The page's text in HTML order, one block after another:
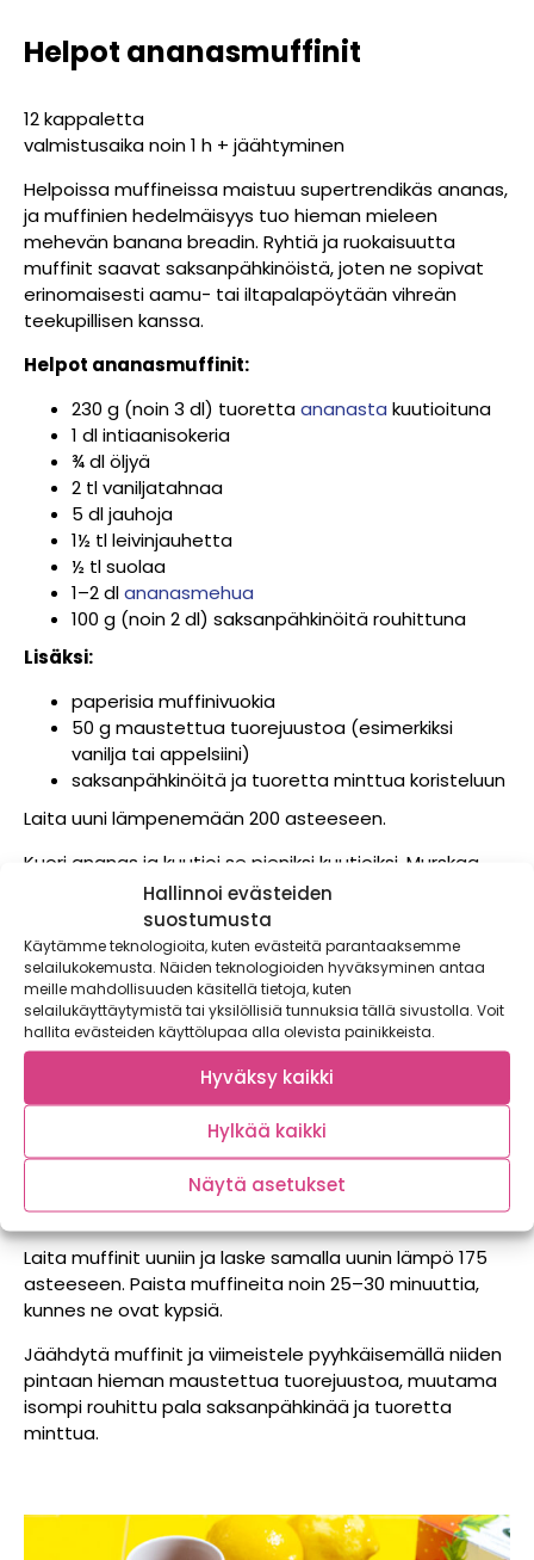
Hallinnoi evästeiden
suostumusta
Käytämme teknologioita, kuten evästeitä parantaaksemme
selailukokemusta. Näiden teknologioiden hyväksyminen antaa
meille mahdollisuuden käsitellä tietoja, kuten
selailukäyttäytymistä tai yksilöllisiä tunnuksia tällä sivustolla. Voit
hallita evästeiden käyttölupaa alla olevista painikkeista.
Hyväksy kaikki
Hylkää kaikki
Näytä asetukset
Helpot ananasmuffinit
12 kappaletta
valmistusaika noin 1 h + jäähtyminen
Helpoissa muffineissa maistuu supertrendikäs ananas,
ja muffinien hedelmäisyys tuo hieman mieleen
mehevän banana breadin. Ryhtiä ja ruokaisuutta
muffinit saavat saksanpähkinöistä, joten ne sopivat
erinomaisesti aamu- tai iltapalapöytään vihreän
teekupillisen kanssa.
Helpot ananasmuffinit:
230 g (noin 3 dl) tuorettaananasta kuutioituna
1 dl intiaanisokeria
¾ dl öljyä
2 tl vaniljatahnaa
5 dl jauhoja
1½ tl leivinjauhetta
½ tl suolaa
1–2 dlananasmehua
100 g (noin 2 dl) saksanpähkinöitä rouhittuna
Lisäksi:
paperisia muffinivuokia
50 g maustettua tuorejuustoa (esimerkiksi
vanilja tai appelsiini)
saksanpähkinöitä ja tuoretta minttua koristeluun
Laita uuni lämpenemään 200 asteeseen.
Kuori ananas ja kuutioi se pieniksi kuutioiksi. Murskaa
pähkinät kevyesti veitsellä. Sekoita kuutioitu ananas,
sokeri, öljy, vaniljatahna ja 1 dl ananasmehua kulhossa.
Lisää kuivat aineet ja sekoita nopeasti tasaiseksi
taikinaksi.
Sekoita taikinaa mahdollisimman vähän. Jos taikina on
liian paksua, lisää joukkoon ananasmehua, kunnes saat
helposti lusikoitavan taikinan. Kääntele lopuksi
joukkoon rouhitut pähkinät.
Laita paperiset muffinivuoat metallisen muffinipellin
koloihin ja täytä paperiset vuoat taikinalla lähes
täyteen. Muffinit eivät kohoa kovin paljon, joten vuoat
voi huoletta täyttää melkein reunoihin saakka.
Laita muffinit uuniin ja laske samalla uunin lämpö 175
asteeseen. Paista muffineita noin 25–30 minuuttia,
kunnes ne ovat kypsiä.
Jäähdytä muffinit ja viimeistele pyyhkäisemällä niiden
pintaan hieman maustettua tuorejuustoa, muutama
isompi rouhittu pala saksanpähkinää ja tuoretta
minttua.